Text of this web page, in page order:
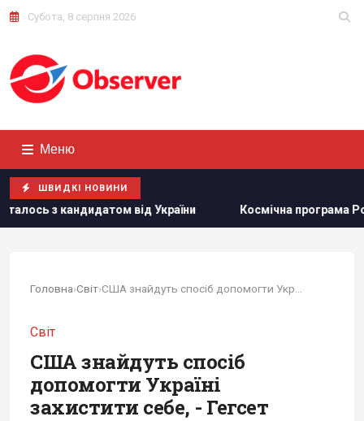
Субота, 8 серпня 2026
Меню
ШВИДКІ НОВИНИ
від України Космічна програма Росії
Головна›Світ›
Світ
США знайдуть спосіб
допомогти Україні
захистити себе, - Гегсет